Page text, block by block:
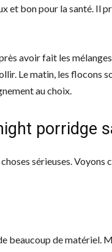
et bon pour la santé. Il
avoir fait les
Le matin, les flocons
au choix.
porridge
sérieuses. Voyons
beaucoup de matériel.